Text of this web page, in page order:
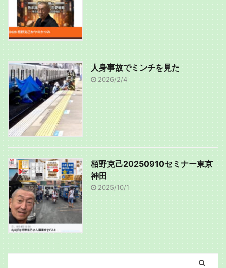
人身事故でミンチを見た
2026/2/4
栢野克己20250910セミナー東京
神田
2025/10/1